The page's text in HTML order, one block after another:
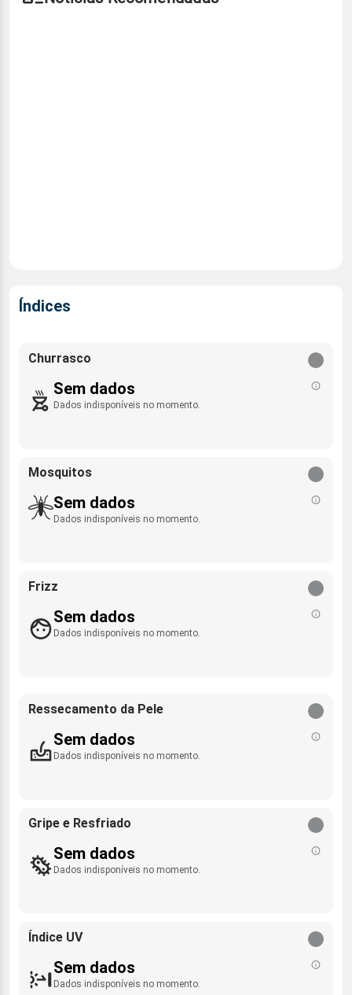
Índices
Churrasco
Sem dados
Dados indisponíveis no momento.
Mosquitos
Sem dados
Dados indisponíveis no momento.
Frizz
Sem dados
Dados indisponíveis no momento.
Ressecamento da Pele
Sem dados
Dados indisponíveis no momento.
Gripe e Resfriado
Sem dados
Dados indisponíveis no momento.
Índice UV
Sem dados
Dados indisponíveis no momento.